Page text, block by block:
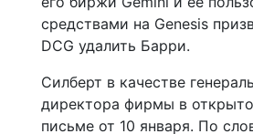
средствами на Genesis
DCG удалить Барри.
Силберт в качестве
директора фирмы в
письме от 10 января. По